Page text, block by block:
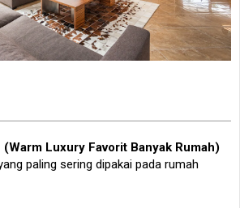
Luxury Favorit Banyak Rumah)
paling sering dipakai pada rumah